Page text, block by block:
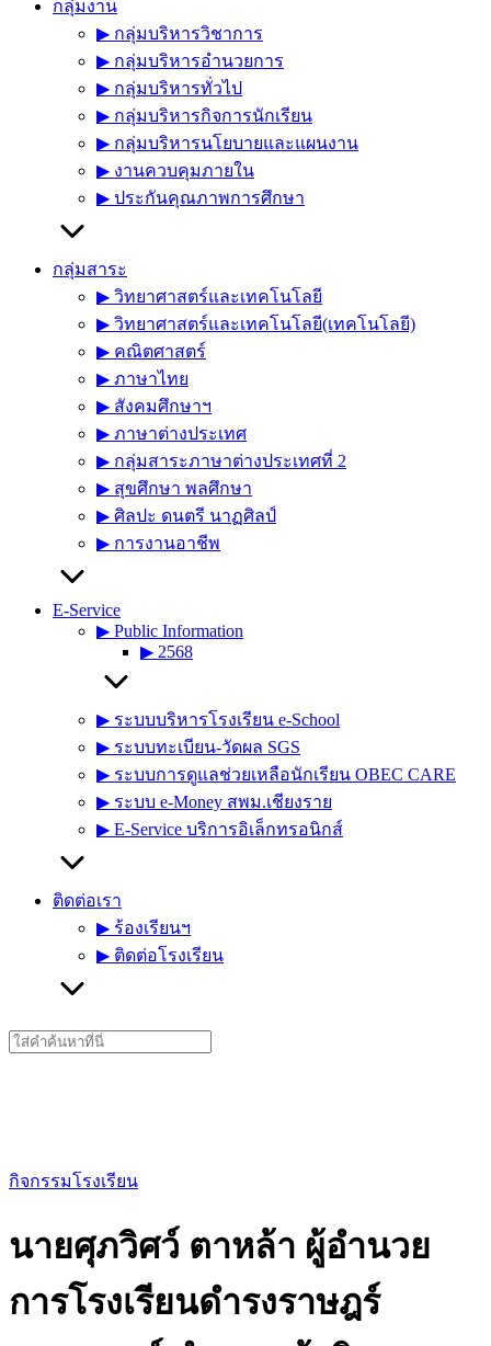
กลุ่มงาน
▶︎ กลุ่มบริหารวิชาการ
▶︎ กลุ่มบริหารอำนวยการ
▶︎ กลุ่มบริหารทั่วไป
▶︎ กลุ่มบริหารกิจการนักเรียน
▶︎ กลุ่มบริหารนโยบายและแผนงาน
▶︎ งานควบคุมภายใน
▶︎ ประกันคุณภาพการศึกษา
กลุ่มสาระ
▶︎ วิทยาศาสตร์และเทคโนโลยี
▶︎ วิทยาศาสตร์และเทคโนโลยี(เทคโนโลยี)
▶︎ คณิตศาสตร์
▶︎ ภาษาไทย
▶︎ สังคมศึกษาฯ
▶︎ ภาษาต่างประเทศ
▶︎ กลุ่มสาระภาษาต่างประเทศที่ 2
▶︎ สุขศึกษา พลศึกษา
▶︎ ศิลปะ ดนตรี นาฏศิลป์
▶︎ การงานอาชีพ
E-Service
▶︎ Public Information
▶︎ 2568
▶︎ ระบบบริหารโรงเรียน e-School
▶︎ ระบบทะเบียน-วัดผล SGS
▶︎ ระบบการดูแลช่วยเหลือนักเรียน OBEC CARE
▶︎ ระบบ e-Money สพม.เชียงราย
▶︎ E-Service บริการอิเล็กทรอนิกส์
ติดต่อเรา
▶︎ ร้องเรียนฯ
▶︎ ติดต่อโรงเรียน
Search
for:
กิจกรรมโรงเรียน
นายศุภวิศว์ ตาหล้า ผู้อำนวย
การโรงเรียนดำรงราษฎร์